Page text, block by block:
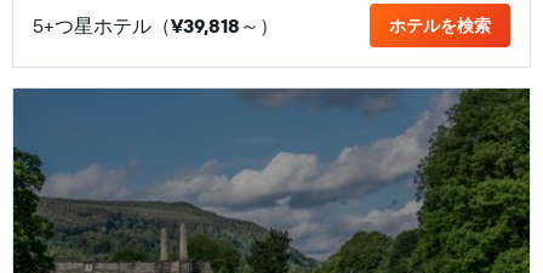
5+つ星ホテル（¥39,818 ​～） ホテルを検索